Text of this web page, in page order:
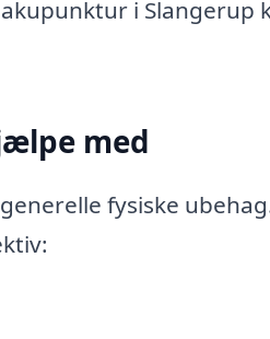
i Slangerup
med
fysiske